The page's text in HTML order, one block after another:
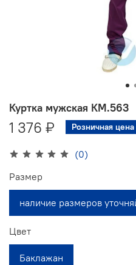
(0)
Куртка мужская КМ.563
1 376 ₽ Розничная цена
Размер
наличие размеров
Цвет
Баклажан